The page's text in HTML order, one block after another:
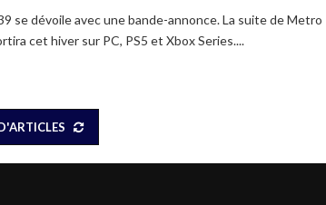
se dévoile avec une bande-annonce. La suite de Metro
cet hiver sur PC, PS5 et Xbox Series....